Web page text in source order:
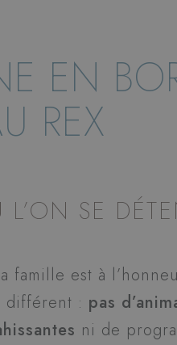
EN
REX
SE
famille est à
différent : pas
ni de